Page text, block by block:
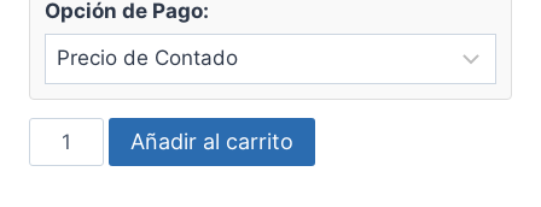
Opción de Pago:
Unidad
de
Añadir al carrito